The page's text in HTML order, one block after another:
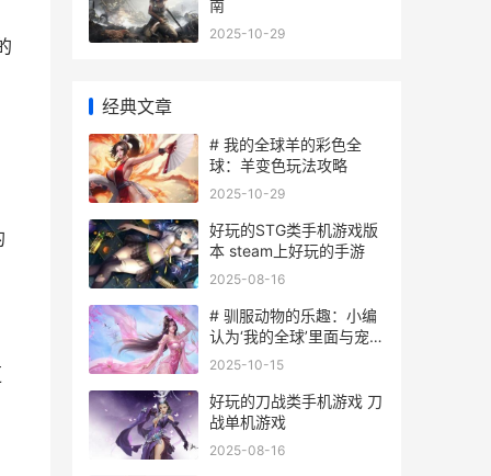
南
2025-10-29
经典文章
# 我的全球羊的彩色全
球：羊变色玩法攻略
2025-10-29
好玩的STG类手机游戏版
本 steam上好玩的手游
2025-08-16
# 驯服动物的乐趣：小编
认为‘我的全球’里面与宠物
共舞
2025-10-15
好玩的刀战类手机游戏 刀
战单机游戏
2025-08-16